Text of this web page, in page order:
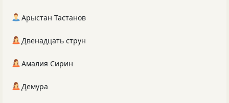
Арыстан Тастанов
Двенадцать струн
Амалия Сирин
Демура